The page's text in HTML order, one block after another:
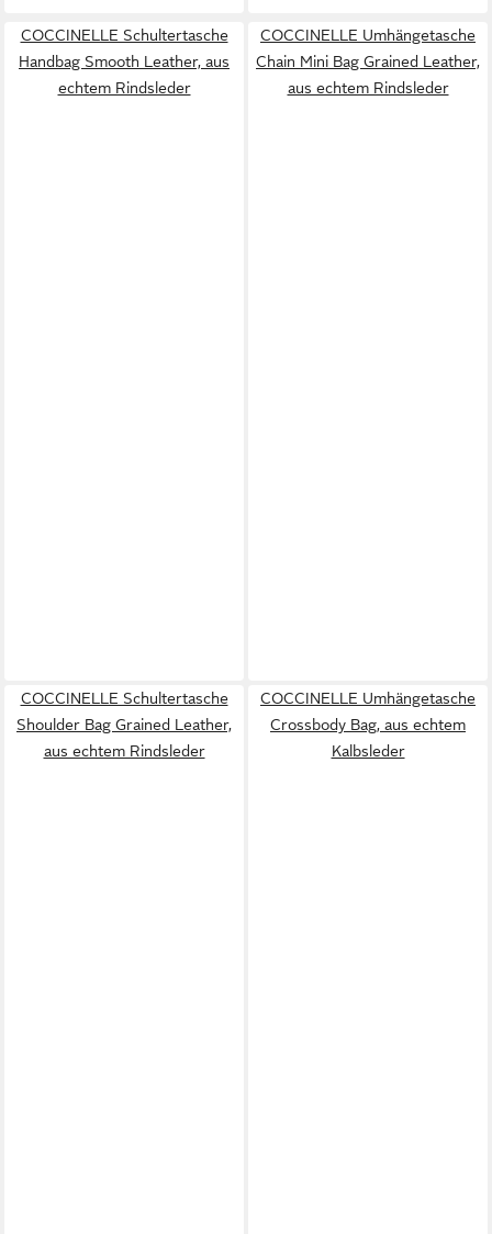
COCCINELLE Schultertasche
Handbag Smooth Leather, aus
echtem Rindsleder
COCCINELLE Umhängetasche
Chain Mini Bag Grained Leather,
aus echtem Rindsleder
COCCINELLE Schultertasche
Shoulder Bag Grained Leather,
aus echtem Rindsleder
COCCINELLE Umhängetasche
Crossbody Bag, aus echtem
Kalbsleder